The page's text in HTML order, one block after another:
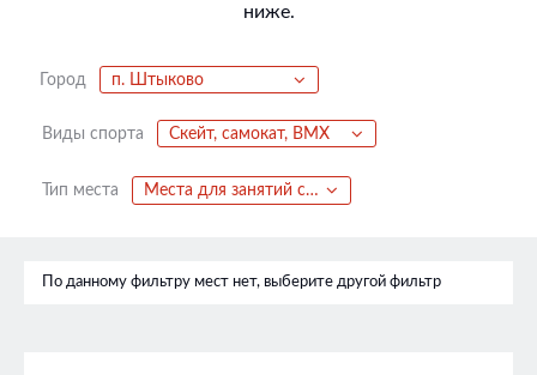
ниже.
Город п. Штыково
Виды спорта Скейт, самокат, BMX
Тип места Места для занятий спортом
По данному фильтру мест нет, выберите другой фильтр